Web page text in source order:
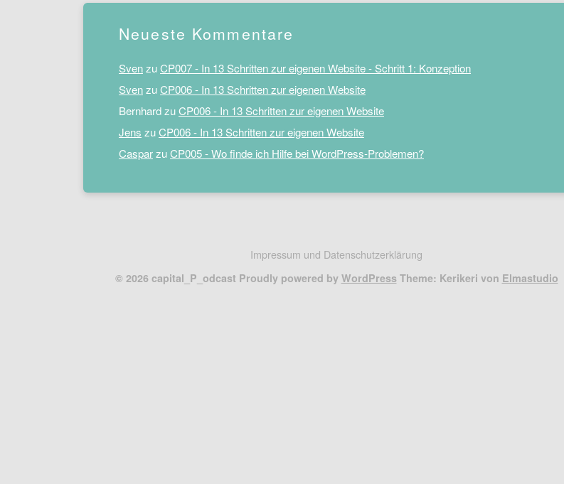
Neueste Kommentare
SvenzuCP007 - In 13 Schritten zur eigenen Website - Schritt 1: Konzeption
SvenzuCP006 - In 13 Schritten zur eigenen Website
BernhardzuCP006 - In 13 Schritten zur eigenen Website
Jens zuCP006 - In 13 Schritten zur eigenen Website
CasparzuCP005 - Wo finde ich Hilfe bei WordPress-Problemen?
Impressum und Datenschutzerklärung
© 2026 capital_P_odcast Proudly powered by WordPress Theme: Kerikeri von Elmastudio